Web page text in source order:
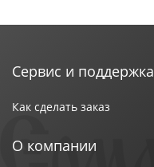
самостоятельно.
Преимущества мебели:
Сервис и поддержка
Как сделать заказ
О компании